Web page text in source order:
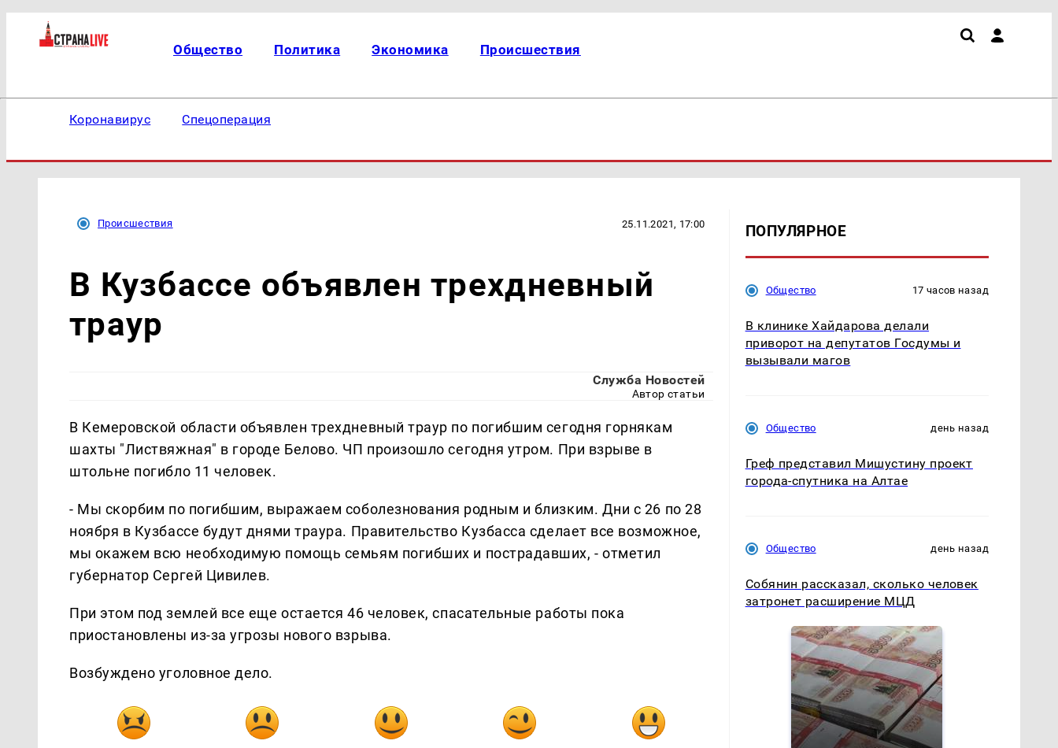
Общество Политика Экономика Происшествия
Коронавирус Спецоперация
Происшествия 25.11.2021, 17:00
В Кузбассе объявлен трехдневный
траур
Служба Новостей
Автор статьи
В Кемеровской области объявлен трехдневный траур по погибшим сегодня горнякам
шахты "Листвяжная" в городе Белово. ЧП произошло сегодня утром. При взрыве в
штольне погибло 11 человек.
- Мы скорбим по погибшим, выражаем соболезнования родным и близким. Дни с 26 по 28
ноября в Кузбассе будут днями траура. Правительство Кузбасса сделает все возможное,
мы окажем всю необходимую помощь семьям погибших и пострадавших, - отметил
губернатор Сергей Цивилев.
При этом под землей все еще остается 46 человек, спасательные работы пока
приостановлены из-за угрозы нового взрыва.
Возбуждено уголовное дело.
ПОПУЛЯРНОЕ
Общество 17 часов назад
В клинике Хайдарова делали
приворот на депутатов Госдумы и
вызывали магов
Общество день назад
Греф представил Мишустину проект
города-спутника на Алтае
Общество день назад
Собянин рассказал, сколько человек
затронет расширение МЦД